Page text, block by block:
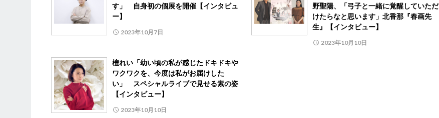
す」 自身初の個展を開催【インタビュ
ー】
2023年10月7日
野聖陽、「弓子と一緒に覚醒していただ
けたらなと思います」北香那『春画先
生』【インタビュー】
2023年10月10日
檀れい「幼い頃の私が感じたドキドキや
ワクワクを、今度は私がお届けした
い」 スペシャルライブで見せる素の姿
【インタビュー】
2023年10月10日